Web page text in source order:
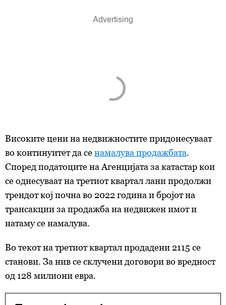
Високите цени на недвижностите придонесуваат
во континуитет да сенамалува продажбата.
Според податоците на Агенцијата за катастар кои
се однесуваат на третиот квартал лани продолжи
трендот кој почна во 2022 година и бројот на
трансакции за продажба на недвижен имот и
натаму се намалува.
Во текот на третиот квартал продадени 2115 се
станови. За нив се склучени договори во вредност
од 128 милиони евра.